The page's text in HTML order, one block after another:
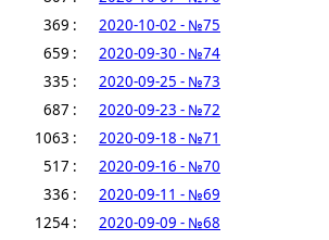
369 :
2020-10-02 - №75
659 :
2020-09-30 - №74
335 :
2020-09-25 - №73
687 :
2020-09-23 - №72
1063 :
2020-09-18 - №71
517 :
2020-09-16 - №70
336 :
2020-09-11 - №69
1254 :
2020-09-09 - №68